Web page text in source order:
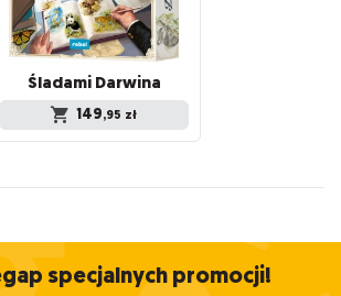
Śladami Darwina
149,95 zł
specjalnych promocji!